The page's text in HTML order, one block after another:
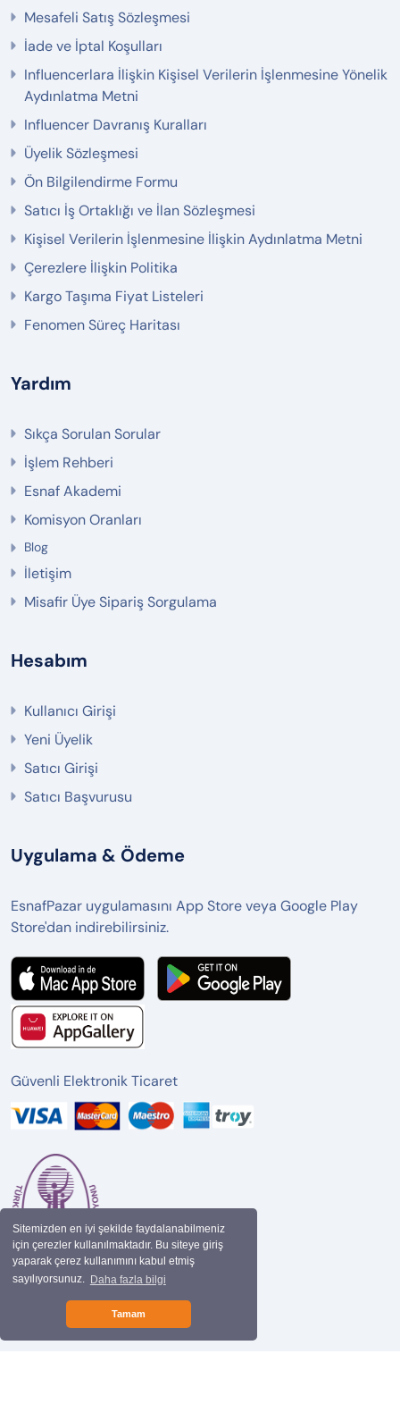
Sitemizden en iyi şekilde faydalanabilmeniz
için çerezler kullanılmaktadır. Bu siteye giriş
yaparak çerez kullanımını kabul etmiş
sayılıyorsunuz. Daha fazla bilgi
Tamam
Mesafeli Satış Sözleşmesi
İade ve İptal Koşulları
Influencerlara İlişkin Kişisel Verilerin İşlenmesine Yönelik
Aydınlatma Metni
Influencer Davranış Kuralları
Üyelik Sözleşmesi
Ön Bilgilendirme Formu
Satıcı İş Ortaklığı ve İlan Sözleşmesi
Kişisel Verilerin İşlenmesine İlişkin Aydınlatma Metni
Çerezlere İlişkin Politika
Kargo Taşıma Fiyat Listeleri
Fenomen Süreç Haritası
Yardım
Sıkça Sorulan Sorular
İşlem Rehberi
Esnaf Akademi
Komisyon Oranları
Blog
İletişim
Misafir Üye Sipariş Sorgulama
Hesabım
Kullanıcı Girişi
Yeni Üyelik
Satıcı Girişi
Satıcı Başvurusu
Uygulama & Ödeme
EsnafPazar uygulamasını App Store veya Google Play
Store'dan indirebilirsiniz.
Güvenli Elektronik Ticaret